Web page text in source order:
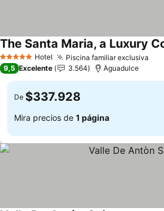
5 Estrellas Hotel Piscina familiar exclusiva
Ver precios
9,5 Excelente 3.564 Aguadulce
De $337.928
Mira precios de 1 página